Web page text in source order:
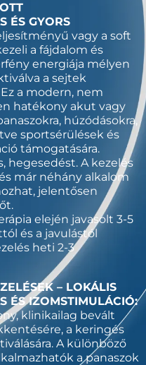
ÉS GYORS
vagy a soft
a fájdalom és
energiája mélyen
a sejtek
a modern, nem
hatékony akut vagy
húzódásokra,
sportsérülések és
támogatására.
hegesedést. A kezelés
már néhány alkalom
jelentősen
elején javasolt 3-5
és a javulástól
heti 2-3
– LOKÁLIS
ÉS IZOMSTIMULÁCIÓ:
klinikailag bevált
a keringés
A különböző
a panaszok